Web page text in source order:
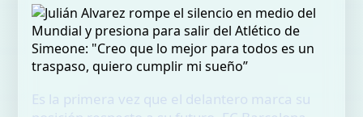
Es la primera vez que el delantero marca su